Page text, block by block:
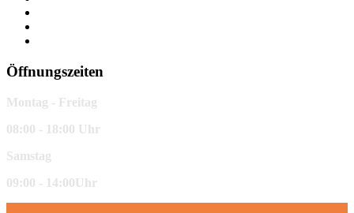
Öffnungszeiten
Montag - Freitag
08:00 - 18:00 Uhr
Samstag
09:00 - 14:00Uhr